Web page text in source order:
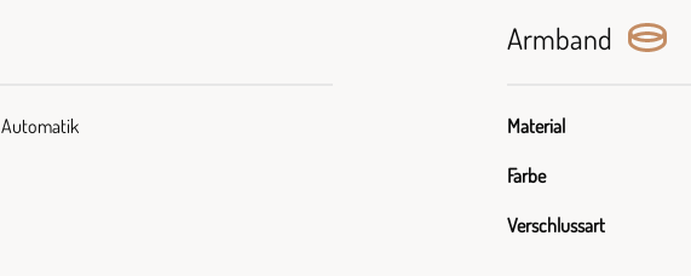
Automatik
Armband
Material
Farbe
Verschlussart